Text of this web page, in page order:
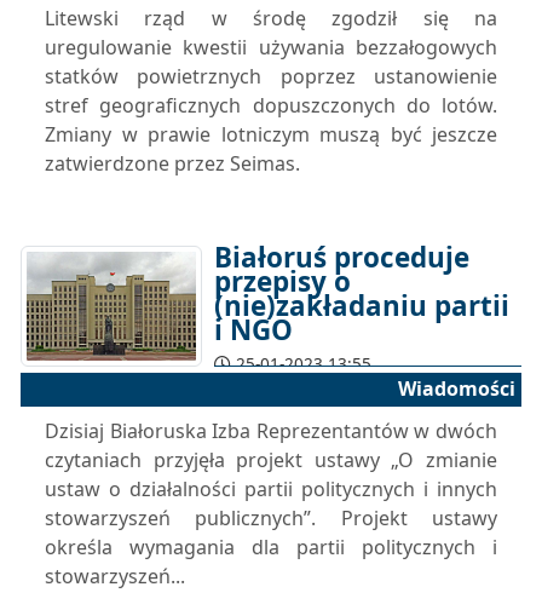
Litewski rząd w środę zgodził się na
uregulowanie kwestii używania bezzałogowych
statków powietrznych poprzez ustanowienie
stref geograficznych dopuszczonych do lotów.
Zmiany w prawie lotniczym muszą być jeszcze
zatwierdzone przez Seimas.
Białoruś proceduje
przepisy o
(nie)zakładaniu partii
i NGO
25-01-2023 13:55
Wiadomości
Dzisiaj Białoruska Izba Reprezentantów w dwóch
czytaniach przyjęła projekt ustawy „O zmianie
ustaw o działalności partii politycznych i innych
stowarzyszeń publicznych”. Projekt ustawy
określa wymagania dla partii politycznych i
stowarzyszeń...